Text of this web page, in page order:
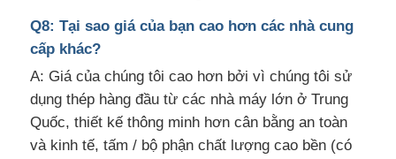
Q8: Tại sao giá của bạn cao hơn các nhà cung
cấp khác?
A: Giá của chúng tôi cao hơn bởi vì chúng tôi sử
dụng thép hàng đầu từ các nhà máy lớn ở Trung
Quốc, thiết kế thông minh hơn cân bằng an toàn
và kinh tế, tấm / bộ phận chất lượng cao bền (có